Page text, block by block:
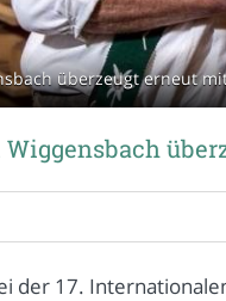
überzeugt erneut
Wiggensbach
der 17.